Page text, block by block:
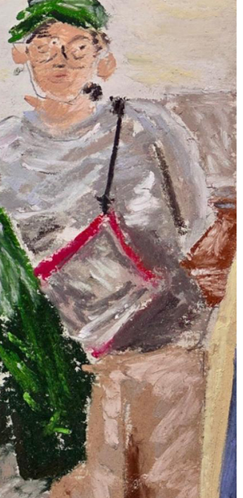
製品ロスをなくすための特別販売